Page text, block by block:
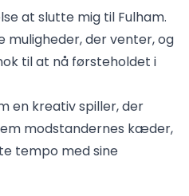
at slutte mig til Fulham.
muligheder, der venter, og
til at nå førsteholdet i
en kreativ spiller, der
modstandernes kæder,
tempo med sine